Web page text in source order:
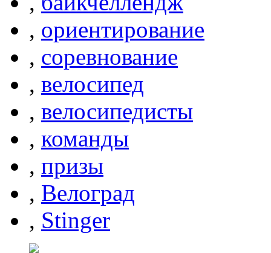
, ориентирование
, соревнование
, велосипед
, велосипедисты
, команды
, призы
, Велоград
, Stinger